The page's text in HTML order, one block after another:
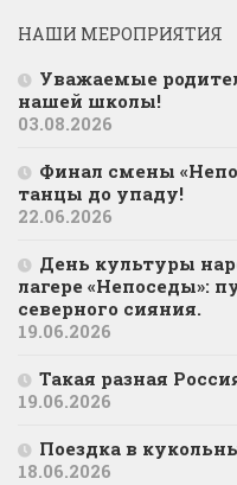
НАШИ МЕРОПРИЯТИЯ
Уважаемые
нашей школы!
03.08.2026
Финал смены
танцы до упаду!
22.06.2026
День культуры
лагере «Непоседы»:
северного сияния.
19.06.2026
Такая разная
19.06.2026
Поездка в
18.06.2026